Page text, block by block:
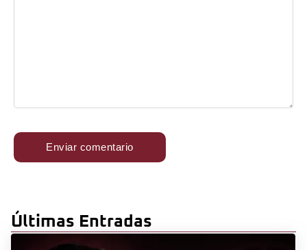
Últimas Entradas